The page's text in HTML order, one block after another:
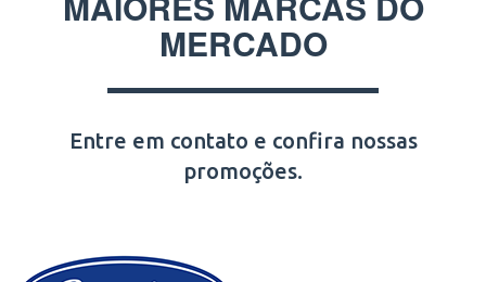
MERCADO
Entre em contato e confira nossas
promoções.